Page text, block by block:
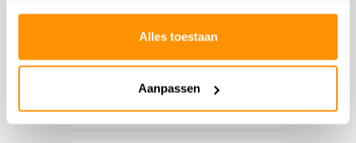
Alles toestaan
Aanpassen
Informatie over het terugsturen
Chat direct
Chatten met een medewerker